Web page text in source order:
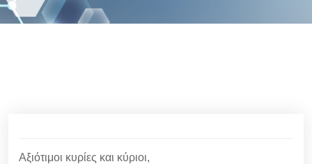
Αξιότιμοι κυρίες και κύριοι,